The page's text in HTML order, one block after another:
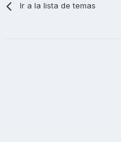
Ir a la lista de temas